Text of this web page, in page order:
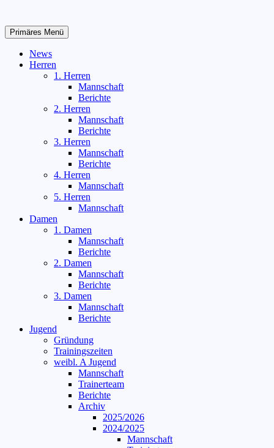
springen
Primäres Menü
News
Herren
1. Herren
Mannschaft
Berichte
2. Herren
Mannschaft
Berichte
3. Herren
Mannschaft
Berichte
4. Herren
Mannschaft
5. Herren
Mannschaft
Damen
1. Damen
Mannschaft
Berichte
2. Damen
Mannschaft
Berichte
3. Damen
Mannschaft
Berichte
Jugend
Gründung
Trainingszeiten
weibl. A Jugend
Mannschaft
Trainerteam
Berichte
Archiv
2025/2026
2024/2025
Mannschaft